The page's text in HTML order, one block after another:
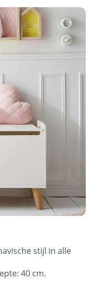
stijl in alle
40 cm.